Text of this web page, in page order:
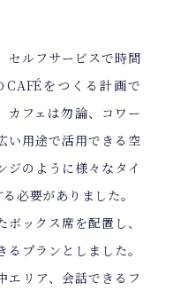
セルフサービスで時間
をつくる計画で
カフェは勿論、コワー
い用途で活用できる空
ジのように様々なタイ
必要がありました。
ックス席を配置し、
プランとしました。
エリア、会話できるフ